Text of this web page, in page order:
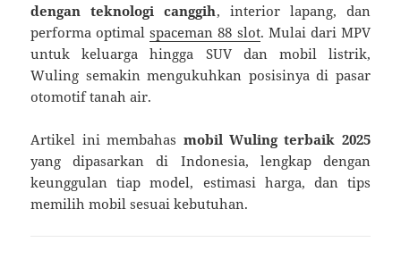
dengan teknologi canggih, interior lapang, dan
performa optimalspaceman 88 slot. Mulai dari MPV
untuk keluarga hingga SUV dan mobil listrik,
Wuling semakin mengukuhkan posisinya di pasar
otomotif tanah air.
Artikel ini membahas mobil Wuling terbaik 2025
yang dipasarkan di Indonesia, lengkap dengan
keunggulan tiap model, estimasi harga, dan tips
memilih mobil sesuai kebutuhan.